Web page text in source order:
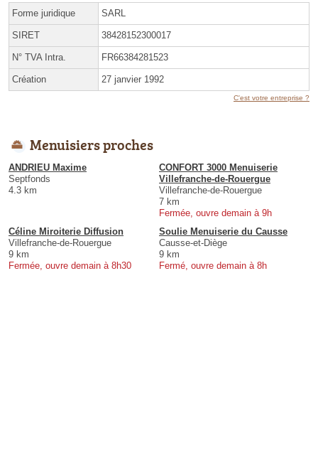
Forme juridique SARL
SIRET 38428152300017
N° TVA Intra. FR66384281523
Création 27 janvier 1992
C'est votre entreprise ?
Menuisiers proches
ANDRIEU Maxime
Septfonds
4.3 km
CONFORT 3000 Menuiserie
Villefranche-de-Rouergue
Villefranche-de-Rouergue
7 km
Fermée, ouvre demain à 9h
Céline Miroiterie Diffusion
Villefranche-de-Rouergue
9 km
Fermée, ouvre demain à 8h30
Soulie Menuiserie du Causse
Causse-et-Diège
9 km
Fermé, ouvre demain à 8h